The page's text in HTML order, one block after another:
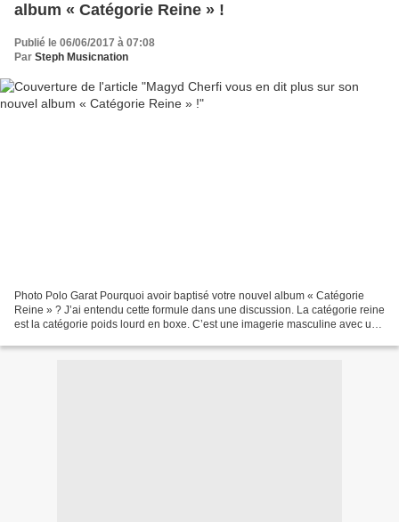
album « Catégorie Reine » !
Publié le 06/06/2017 à 07:08
Par Steph Musicnation
Photo Polo Garat Pourquoi avoir baptisé votre nouvel album « Catégorie
Reine » ? J’ai entendu cette formule dans une discussion. La catégorie reine
est la catégorie poids lourd en boxe. C’est une imagerie masculine avec un